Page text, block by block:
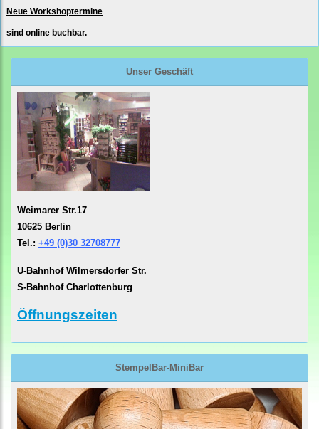
Neue Workshoptermine
sind online buchbar.
Unser Geschäft
Weimarer Str.17
10625 Berlin
Tel.: +49 (0)30 32708777
U-Bahnhof Wilmersdorfer Str.
S-Bahnhof Charlottenburg
Öffnungszeiten
StempelBar-MiniBar